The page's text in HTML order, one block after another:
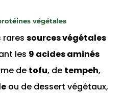
végétales
rares sources végétales
les 9 acides aminés
de tofu, de tempeh,
ou de dessert végétaux,